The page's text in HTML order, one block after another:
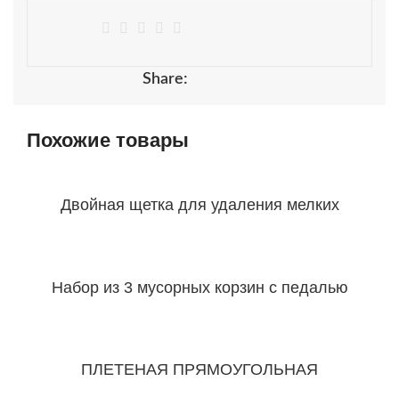
Share:
Похожие товары
Двойная щетка для удаления мелких
Набор из 3 мусорных корзин с педалью
ПЛЕТЕНАЯ ПРЯМОУГОЛЬНАЯ